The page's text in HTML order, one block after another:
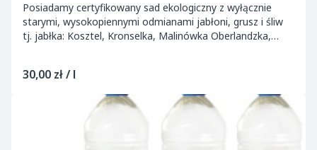
Posiadamy certyfikowany sad ekologiczny z wyłącznie
starymi, wysokopiennymi odmianami jabłoni, grusz i śliw
tj. jabłka: Kosztel, Kronselka, Malinówka Oberlandzka,
30,00 zł / l